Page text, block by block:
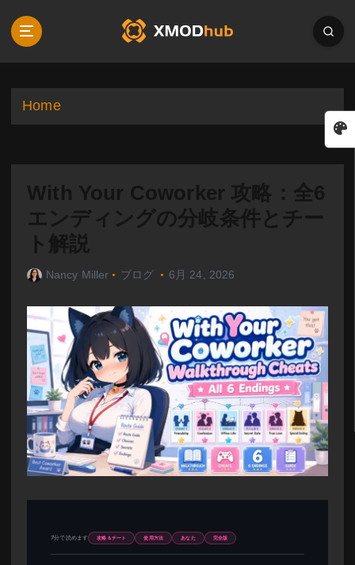
p
Home
With Your Coworker 攻略：全6
エンディングの分岐条件とチー
ト解説
Nancy Miller ブログ 6月 24, 2026
7分で読めます 攻略＆チート 使用方法 あなた 完全版